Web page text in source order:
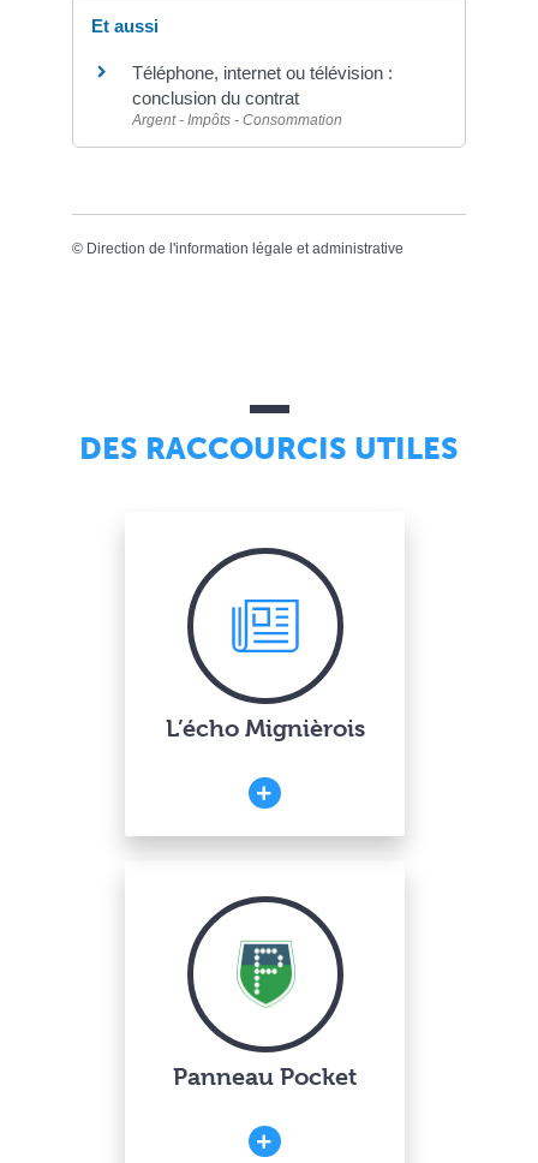
Et aussi
Téléphone, internet ou télévision :
conclusion du contrat
Argent - Impôts - Consommation
© Direction de l'information légale et administrative
DES RACCOURCIS UTILES
L’écho Mignièrois
Panneau Pocket